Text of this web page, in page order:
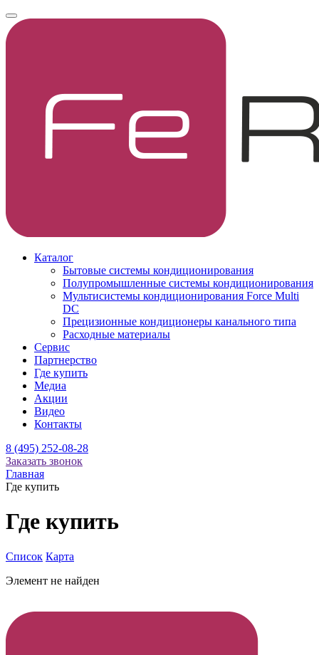
Каталог
Бытовые системы кондиционирования
Полупромышленные системы кондиционирования
Мультисистемы кондиционирования Force Multi
DC
Прецизионные кондиционеры канального типа
Расходные материалы
Сервис
Партнерство
Где купить
Медиа
Акции
Видео
Контакты
8 (495) 252-08-28
Заказать звонок
Главная
Где купить
Где купить
Список Карта
Элемент не найден